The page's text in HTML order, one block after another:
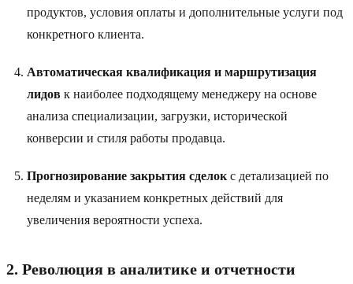
продуктов, условия оплаты и дополнительные услуги под
конкретного клиента.
Автоматическая квалификация и маршрутизация
лидов к наиболее подходящему менеджеру на основе
анализа специализации, загрузки, исторической
конверсии и стиля работы продавца.
Прогнозирование закрытия сделок с детализацией по
неделям и указанием конкретных действий для
увеличения вероятности успеха.
2. Революция в аналитике и отчетности